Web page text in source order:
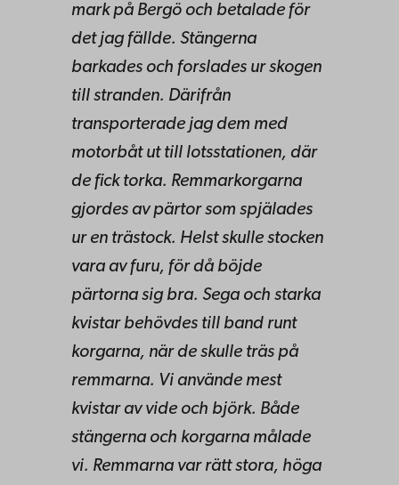
mark på Bergö och betalade för
det jag fällde. Stängerna
barkades och forslades ur skogen
till stranden. Därifrån
transporterade jag dem med
motorbåt ut till lotsstationen, där
de fick torka. Remmarkorgarna
gjordes av pärtor som spjälades
ur en trästock. Helst skulle stocken
vara av furu, för då böjde
pärtorna sig bra. Sega och starka
kvistar behövdes till band runt
korgarna, när de skulle träs på
remmarna. Vi använde mest
kvistar av vide och björk. Både
stängerna och korgarna målade
vi. Remmarna var rätt stora, höga